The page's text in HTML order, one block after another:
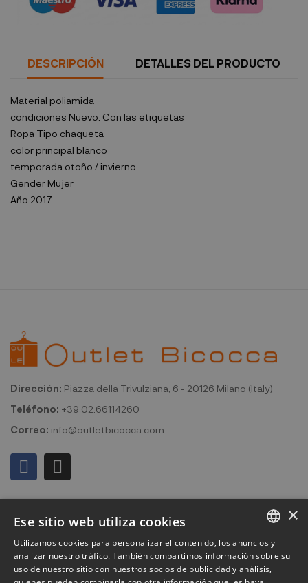
DESCRIPCIÓN DETALLES DEL PRODUCTO
Material poliamida
condiciones Nuevo: Con las etiquetas
Ropa Tipo chaqueta
color principal blanco
temporada otoño / invierno
Gender Mujer
Año 2017
Dirección: Piazza della Trivulziana, 6 - 20126 Milano (Italy)
Teléfono: +39 02.66114260
Correo: info@outletbicocca.com
Suscribirse al boletín de noticias
ITALIAN
ENGLISH
×
Ese sitio web utiliza cookies
Utilizamos cookies para personalizar el contenido, los anuncios y
analizar nuestro tráfico. También compartimos información sobre su
uso de nuestro sitio con nuestros socios de publicidad y análisis,